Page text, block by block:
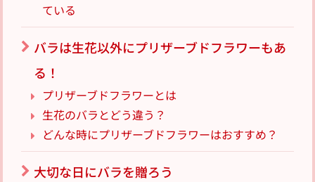
ている
バラは生花以外にプリザーブドフラワーもあ
る！
プリザーブドフラワーとは
生花のバラとどう違う？
どんな時にプリザーブドフラワーはおすすめ？
大切な日にバラを贈ろう